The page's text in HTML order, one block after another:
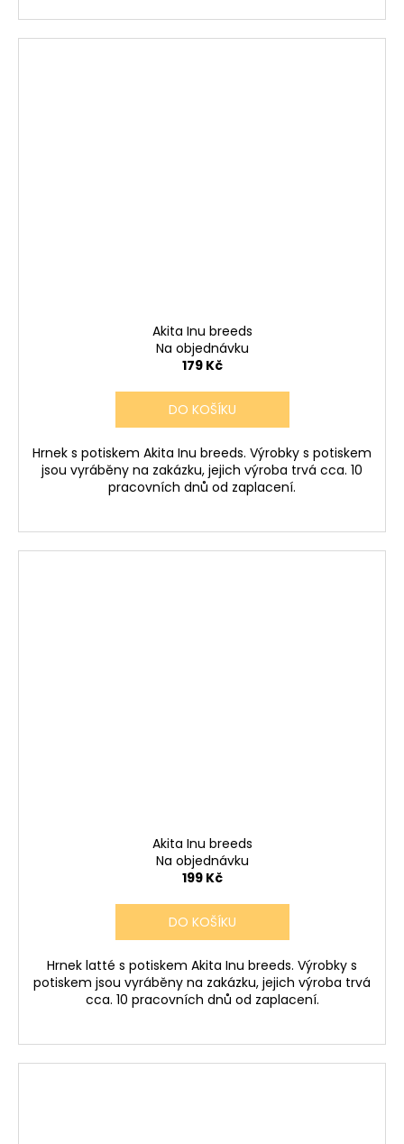
Akita Inu breeds
Na objednávku
179 Kč
DO KOŠÍKU
Hrnek s potiskem Akita Inu breeds. Výrobky s potiskem
jsou vyráběny na zakázku, jejich výroba trvá cca. 10
pracovních dnů od zaplacení.
Akita Inu breeds
Na objednávku
199 Kč
DO KOŠÍKU
Hrnek latté s potiskem Akita Inu breeds. Výrobky s
potiskem jsou vyráběny na zakázku, jejich výroba trvá
cca. 10 pracovních dnů od zaplacení.